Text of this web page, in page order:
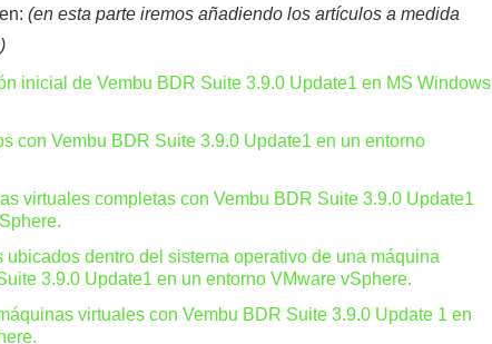
(en esta parte iremos añadiendo los artículos a medida
inicial de Vembu BDR Suite 3.9.0 Update1 en MS Windows
con Vembu BDR Suite 3.9.0 Update1 en un entorno
virtuales completas con Vembu BDR Suite 3.9.0 Update1
ubicados dentro del sistema operativo de una máquina
3.9.0 Update1 en un entorno VMware vSphere.
virtuales con Vembu BDR Suite 3.9.0 Update 1 en